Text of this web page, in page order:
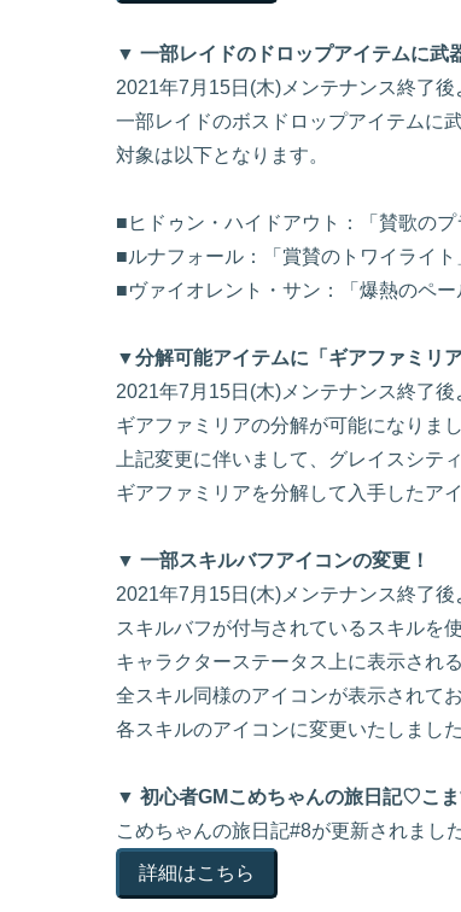
▼ 一部レイドのドロップアイテムに武
2021年7月15日(木)メンテナンス終了後
一部レイドのボスドロップアイテムに
対象は以下となります。
■ヒドゥン・ハイドアウト：「賛歌の
■ルナフォール：「賞賛のトワイライ
■ヴァイオレント・サン：「爆熱のペ
▼分解可能アイテムに「ギアファミリ
2021年7月15日(木)メンテナンス終了
ギアファミリアの分解が可能になりまし
上記変更に伴いまして、グレイスシ
ギアファミリアを分解して入手したア
▼ 一部スキルバフアイコンの変更！
2021年7月15日(木)メンテナンス終了後
スキルバフが付与されているスキルを
キャラクターステータス上に表示され
全スキル同様のアイコンが表示されて
各スキルのアイコンに変更いたしました
▼ 初心者GMこめちゃんの旅日記♡こま
こめちゃんの旅日記#8が更新されまし
詳細はこちら